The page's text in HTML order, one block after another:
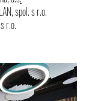
spol. s r.o.
r.o.